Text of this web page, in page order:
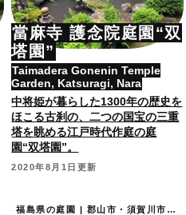
當麻寺 護念院庭園“双
塔園”
Taimadera Gonenin Temple
Garden, Katsuragi, Nara
中将姫が暮らした1300年の歴史を
ほこる古刹の、二つの国宝の三重
塔を眺める江戸時代作庭の庭
園“双塔園”。
2020年8月1日更新
福島県の庭園 | 郡山市・須賀川市の庭園